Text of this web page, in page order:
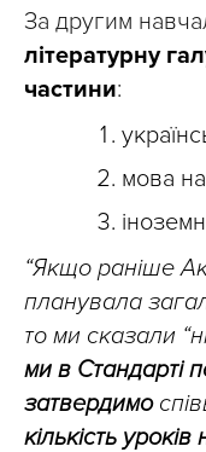
За другим
літературну
частини:
мова
“Якщо раніше
планувала
то ми сказали
ми в Стандарті
затвердимо
кількість